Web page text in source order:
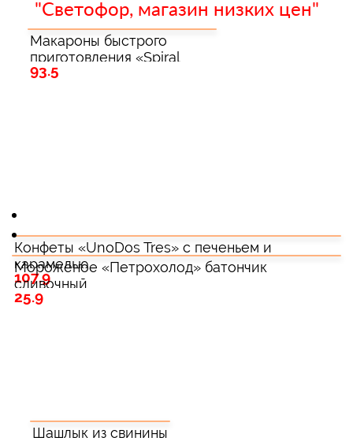
"Светофор, магазин низких цен"
Макароны быстрого
приготовления «Spiral
Pasta»
93.5
Мороженое «Петрохолод» батончик
сливочный
25.9
Конфеты «UnoDos Tres» с печеньем и
карамелью
107.9
Шашлык из свинины